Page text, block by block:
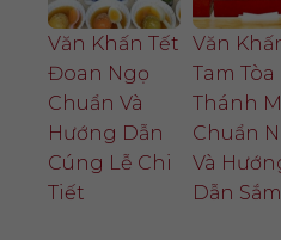
Văn Khấn Tết
Đoan Ngọ
Chuẩn Và
Hướng Dẫn
Cúng Lễ Chi
Tiết
Văn
Tam Tòa
Thánh
Chuẩn
Và
Dẫn